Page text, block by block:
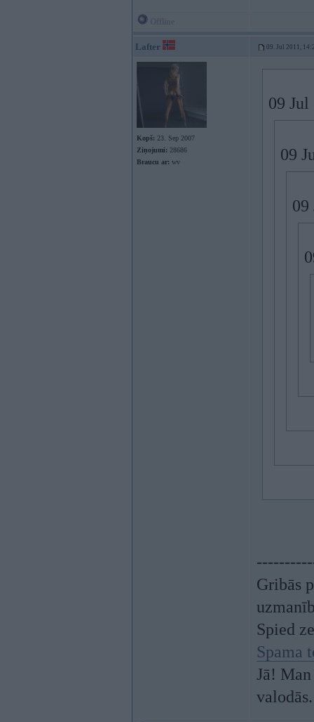
Lafter 09. Jul 2011,
Kopš: 23. Sep 2007
Ziņojumi: 28686
Braucu ar: wv
09
09
09
Gribās
Spied
Spama
Jā!
valodās.